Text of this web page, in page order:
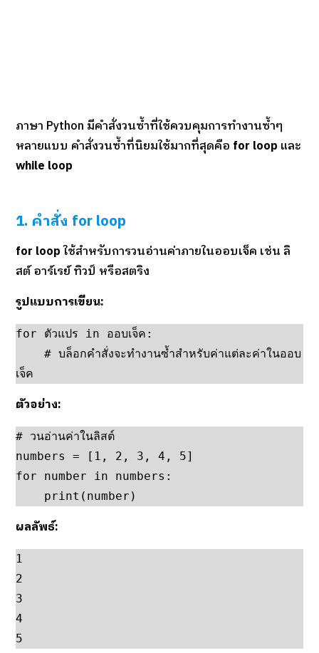
ภาษา Python มีคำสั่งวนซ้ำที่ใช้ควบคุมการทำงานซ้ำๆ
หลายแบบ คำสั่งวนซ้ำที่นิยมใช้มากที่สุดคือ for loop และ
while loop
1. คำสั่ง for loop
for loopใช้สำหรับการวนอ่านค่าภายในออบเจ็ค เช่น ลิ
สต์ อาร์เรย์ ทิวป์ หรือสตริง
รูปแบบการเขียน:
for ตัวแปร in ออบเจ็ค:
    # บล็อกคำสั่งจะทำงานซ้ำสำหรับค่าแต่ละค่าในออบ
เจ็ค
ตัวอย่าง:
# วนอ่านค่าในลิสต์
numbers = [1, 2, 3, 4, 5]
for number in numbers:
    print(number)
ผลลัพธ์:
1
2
3
4
5